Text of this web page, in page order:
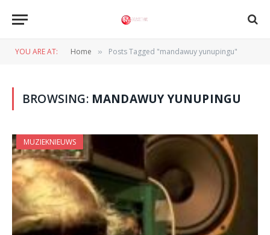
YOU ARE AT: Home » Posts Tagged "mandawuy yunupingu"
BROWSING: MANDAWUY YUNUPINGU
MUZIEKNIEUWS